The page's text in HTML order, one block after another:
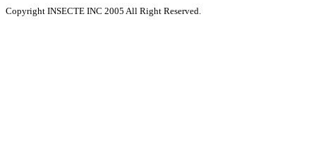
Copyright INSECTE INC 2005 All Right Reserved.